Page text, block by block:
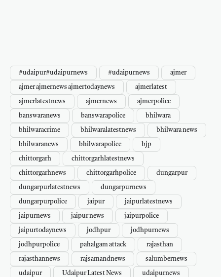
#udaipur#udaipurnews #udaipurnews ajmer
ajmer ajmernews ajmertodaynews ajmerlatest
ajmerlatestnews ajmernews ajmerpolice
banswaranews banswarapolice bhilwara
bhilwaracrime bhilwaralatestnews bhilwara news
bhilwaranews bhilwarapolice bjp
chittorgarh chittorgarhlatestnews
chittorgarhnews chittorgarhpolice dungarpur
dungarpurlatestnews dungarpurnews
dungarpurpolice jaipur jaipurlatestnews
jaipurnews jaipur news jaipurpolice
jaipurtodaynews jodhpur jodhpurnews
jodhpurpolice pahalgam attack rajasthan
rajasthannews rajsamandnews salumbernews
udaipur Udaipur Latest News udaipurnews